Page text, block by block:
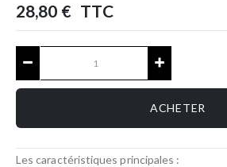
28,80 € TTC
ACHETER
Les caractéristiques principales :